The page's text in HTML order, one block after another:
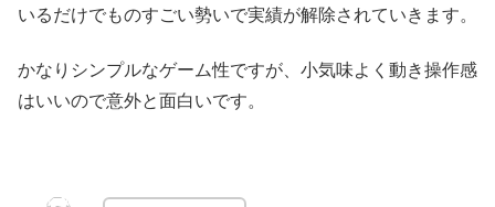
いるだけでものすごい勢いで実績が解除されていきます。
かなりシンプルなゲーム性ですが、小気味よく動き操作感
はいいので意外と面白いです。